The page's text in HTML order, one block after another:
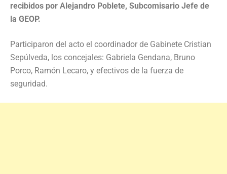
recibidos por Alejandro Poblete, Subcomisario Jefe de
la GEOP.
Participaron del acto el coordinador de Gabinete Cristian
Sepúlveda, los concejales: Gabriela Gendana, Bruno
Porco, Ramón Lecaro, y efectivos de la fuerza de
seguridad.